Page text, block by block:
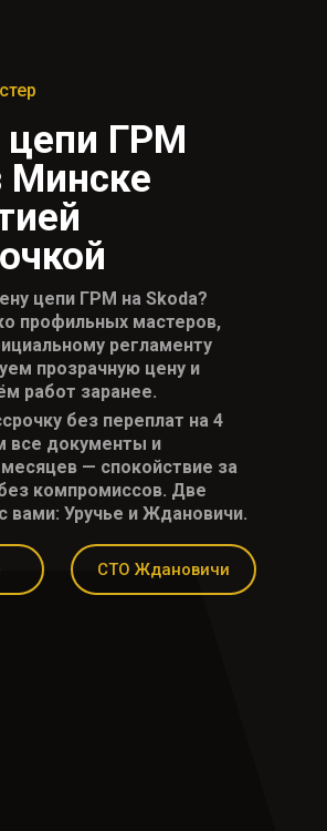
СТО Ждановичи
без переплат на 4
все документы и
— спокойствие за
компромиссов. Две
вами: Уручье и Ждановичи.
цепи ГРМ на Skoda?
профильных мастеров,
регламенту
прозрачную цену и
работ заранее.
цепи ГРМ
Минске